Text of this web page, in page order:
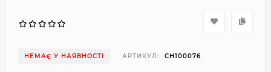
НЕМАЄ У НАЯВНОСТІ АРТИКУЛ: CH100076